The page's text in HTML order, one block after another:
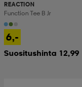
REACTION
Function Tee B Jr
6,-
Suositushinta 12,99